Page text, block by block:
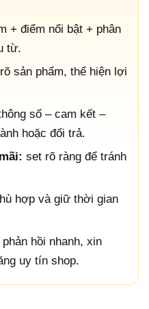
+ điểm nổi bật + phân
từ.
rõ sản phẩm, thể hiện lợi
số – cam kết –
hoặc đổi trả.
set rõ ràng để tránh
hợp và giữ thời gian
phản hồi nhanh, xin
uy tín shop.